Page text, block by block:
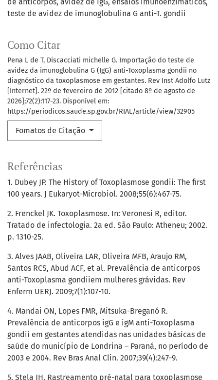
de anticorpos avidez de IgG ensaios imunoenzimáticos
teste de avidez de imunoglobulina G anti-T. gondii
Como Citar
Pena L de T, Discacciati michelle G. Importação do teste de
avidez da imunoglobulina G (IgG) anti-Toxoplasma gondii no
diagnóstico da toxoplasmose em gestantes. Rev Inst Adolfo Lutz
[Internet]. 22º de fevereiro de 2012 [citado 8º de agosto de
2026];72(2):117-23. Disponível em:
https://periodicos.saude.sp.gov.br/RIAL/article/view/32905
Fomatos de Citação
Referências
1. Dubey JP. The History of Toxoplasmose gondii: The first
100 years. J Eukaryot-Microbiol. 2008;55(6):467-75.
2. Frenckel JK. Toxoplasmose. In: Veronesi R, editor.
Tratado de infectologia. 2a ed. São Paulo: Atheneu; 2002.
p. 1310-25.
3. Alves JAAB, Oliveira LAR, Oliveira MFB, Araujo RM,
Santos RCS, Abud ACF, et al. Prevalência de anticorpos
anti-Toxoplasma gondiiem mulheres grávidas. Rev
Enferm UERJ. 2009;7(1):107-10.
4. Mandai ON, Lopes FMR, Mitsuka-Breganó R.
Prevalência de anticorpos igG e igM anti-Toxoplasma
gondii em gestantes atendidas nas unidades básicas de
saúde do município de Londrina – Paraná, no período de
2003 e 2004. Rev Bras Anal Clin. 2007;39(4):247-9.
5. Stela JH. Rastreamento pré-natal para toxoplasmose